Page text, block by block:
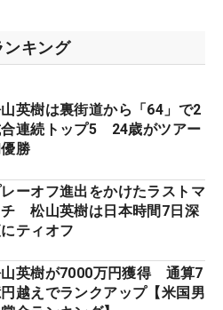
ンキング
英樹は裏街道から「64」で2
連続トップ5 24歳がツアー
勝
ーオフ進出をかけたラストマ
チ 松山英樹は日本時間7日深
ティオフ
英樹が7000万円獲得 通算7
越えでランクアップ【米国男